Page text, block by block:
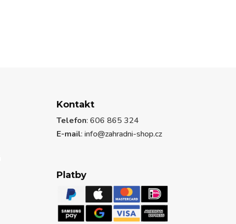
Kontakt
Telefon: 606 865 324
E-mail: info@zahradni-shop.cz
Platby